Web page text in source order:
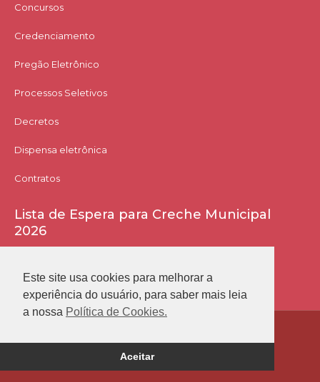
Concursos
Credenciamento
Pregão Eletrônico
Processos Seletivos
Decretos
Dispensa eletrônica
Contratos
Lista de Espera para Creche Municipal
2026
Este site usa cookies para melhorar a
experiência do usuário, para saber mais leia
a nossa Política de Cookies.
Aceitar